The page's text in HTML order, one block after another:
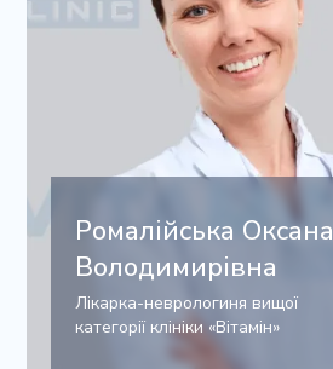
Ромалійська Оксана
Володимирівна
Лікарка-неврологиня вищої
категорії клініки «Вітамін»